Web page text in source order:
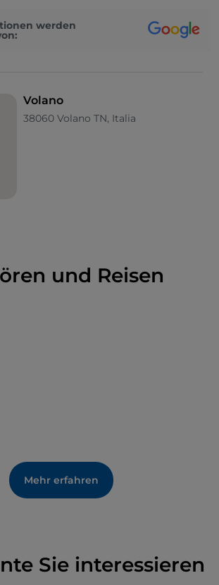
werden
Volano
38060 Volano TN, Italia
und Reisen
Mehr erfahren
Sie interessieren